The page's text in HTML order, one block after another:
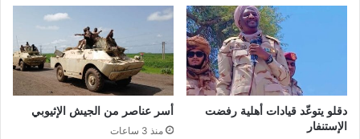
دقلو يتوعّد قيادات أهلية رفضت
الإستنفار
أسر عناصر من الجيش الإثيوبي
منذ 3 ساعات